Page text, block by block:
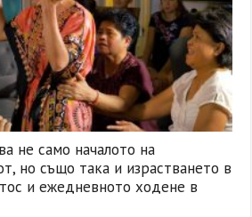
не само началото на
но също така и израстването в
и ежедневното ходене в